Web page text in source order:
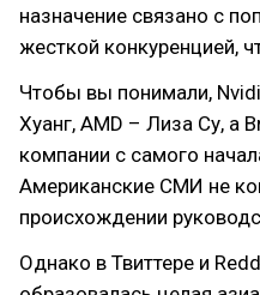
назначение связано с
жесткой конкуренцией,
Чтобы вы понимали,
Хуанг, AMD – Лиза Су, а
компании с самого
Американские СМИ не
происхождении
Однако в Твиттере и